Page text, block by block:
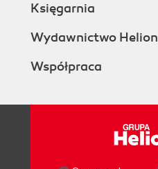
Księgarnia
Wydawnictwo Helion
Współpraca